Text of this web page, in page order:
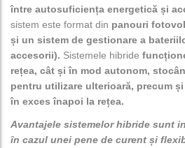
între autosuficiența energetică și
sistem este format din panouri
și un sistem de gestionare a
accesorii). Sistemele hibride
rețea, cât și în mod autonom,
pentru utilizare ulterioară, precum
în exces înapoi la rețea.
Avantajele sistemelor hibride sunt
în cazul unei pene de curent și